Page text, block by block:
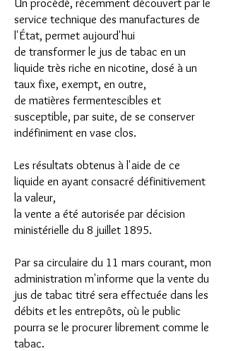
Un procédé, récemment découvert par le
service technique des manufactures de
l'État, permet aujourd'hui
de transformer le jus de tabac en un
liquide très riche en nicotine, dosé à un
taux fixe, exempt, en outre,
de matières fermentescibles et
susceptible, par suite, de se conserver
indéfiniment en vase clos.
Les résultats obtenus à l'aide de ce
liquide en ayant consacré définitivement
la valeur,
la vente a été autorisée par décision
ministérielle du 8 juillet 1895.
Par sa circulaire du 11 mars courant, mon
administration m'informe que la vente du
jus de tabac titré sera effectuée dans les
débits et les entrepôts, où le public
pourra se le procurer librement comme le
tabac.